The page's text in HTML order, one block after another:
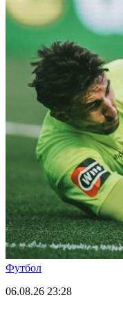
Футбол
06.08.26 23:28